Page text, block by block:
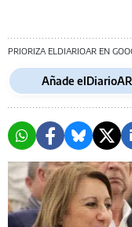
PRIORIZA ELDIARIOAR EN
Añade